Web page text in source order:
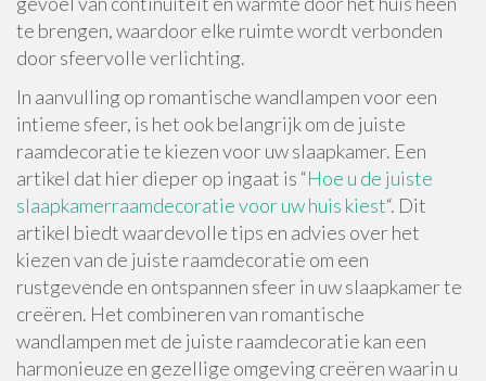
te brengen, waardoor elke ruimte wordt verbonden
door sfeervolle verlichting.
In aanvulling op romantische wandlampen voor een
intieme sfeer, is het ook belangrijk om de juiste
raamdecoratie te kiezen voor uw slaapkamer. Een
artikel dat hier dieper op ingaat is “Hoe u de juiste
slaapkamerraamdecoratie voor uw huis kiest“. Dit
artikel biedt waardevolle tips en advies over het
kiezen van de juiste raamdecoratie om een ​​
rustgevende en ontspannen sfeer in uw slaapkamer te
creëren. Het combineren van romantische
wandlampen met de juiste raamdecoratie kan een
harmonieuze en gezellige omgeving creëren waarin u